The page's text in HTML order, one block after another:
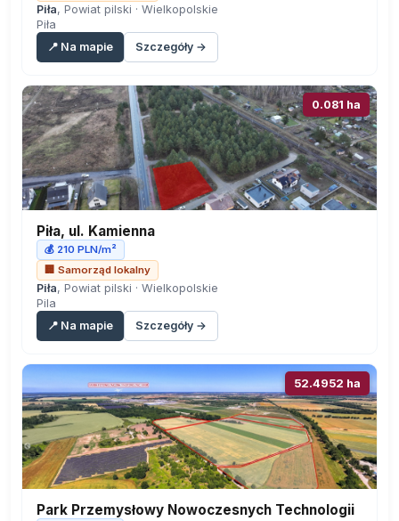
Piła, Powiat pilski · Wielkopolskie
Piła
📍 Na mapie
Szczegóły →
0.081 ha
Piła, ul. Kamienna
💰 210 PLN/m²
🏢 Samorząd lokalny
Piła, Powiat pilski · Wielkopolskie
Pila
📍 Na mapie
Szczegóły →
52.4952 ha
Park Przemysłowy Nowoczesnych Technologii